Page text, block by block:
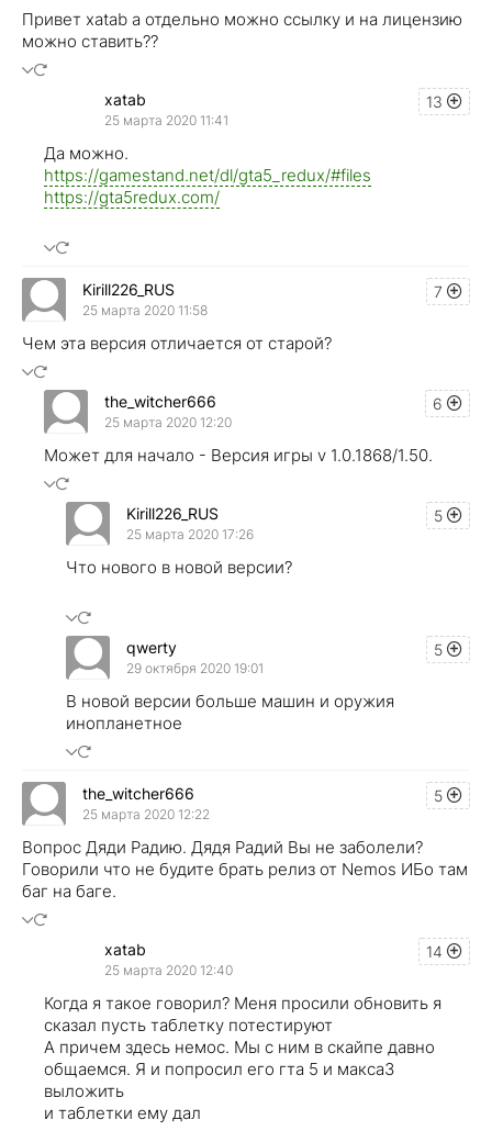
Привет xatab а отдельно можно ссылку и на лицензию
можно ставить??
13
xatab
25 марта 2020 11:41
Да можно.
https://gamestand.net/dl/gta5_redux/#files
https://gta5redux.com/
7
Kirill226_RUS
25 марта 2020 11:58
Чем эта версия отличается от старой?
6
the_witcher666
25 марта 2020 12:20
Может для начало - Версия игры v 1.0.1868/1.50.
5
Kirill226_RUS
25 марта 2020 17:26
Что нового в новой версии?
5
qwerty
29 октября 2020 19:01
В новой версии больше машин и оружия
инопланетное
5
the_witcher666
25 марта 2020 12:22
Вопрос Дяди Радию. Дядя Радий Вы не заболели?
Говорили что не будите брать релиз от Nemos ИБо там
баг на баге.
14
xatab
25 марта 2020 12:40
Когда я такое говорил? Меня просили обновить я
сказал пусть таблетку потестируют
А причем здесь немос. Мы с ним в скайпе давно
общаемся. Я и попросил его гта 5 и макса3
выложить
и таблетки ему дал